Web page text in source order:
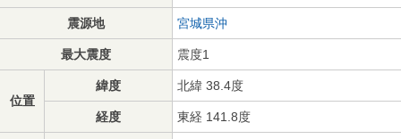
震源地 宮城県沖
最大震度 震度1
位置
緯度 北緯 38.4度
経度 東経 141.8度